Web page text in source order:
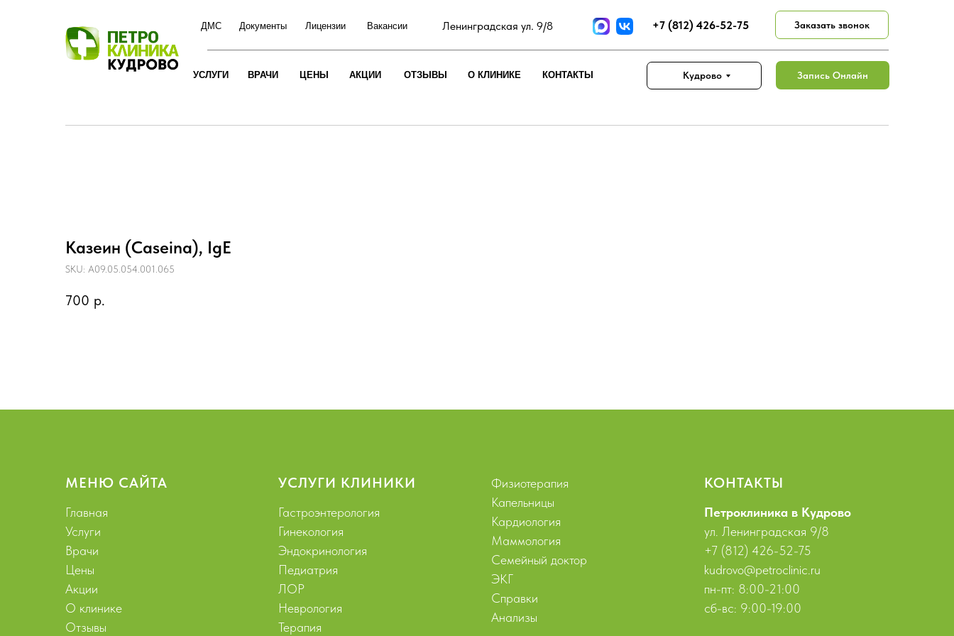
+7 (812) 426-52-75
Запись Онлайн
УСЛУГИ ЦЕНЫ О КЛИНИКЕ КОНТАКТЫ
ОТЗЫВЫ
ВРАЧИ АКЦИИ
ДМС Документы Вакансии
Лицензии Заказать звонок
Кудрово
Ленинградская ул. 9/8
Казеин (Caseina), IgE
SKU: A09.05.054.001.065
700 р.
МЕНЮ САЙТА
Главная
Услуги
Врачи
Цены
Акции
О клинике
Отзывы
УСЛУГИ КЛИНИКИ
Гастроэнтерология
Гинекология
Эндокринология
Педиатрия
ЛОР
Неврология
Терапия
Физиотерапия
Капельницы
Кардиология
Маммология
Семейный доктор
ЭКГ
Справки
Анализы
КОНТАКТЫ
Петроклиника в Кудрово
ул. Ленинградская 9/8
+7 (812) 426-52-75
kudrovo@petroclinic.ru
пн-пт: 8:00-21:00
сб-вс: 9:00-19:00